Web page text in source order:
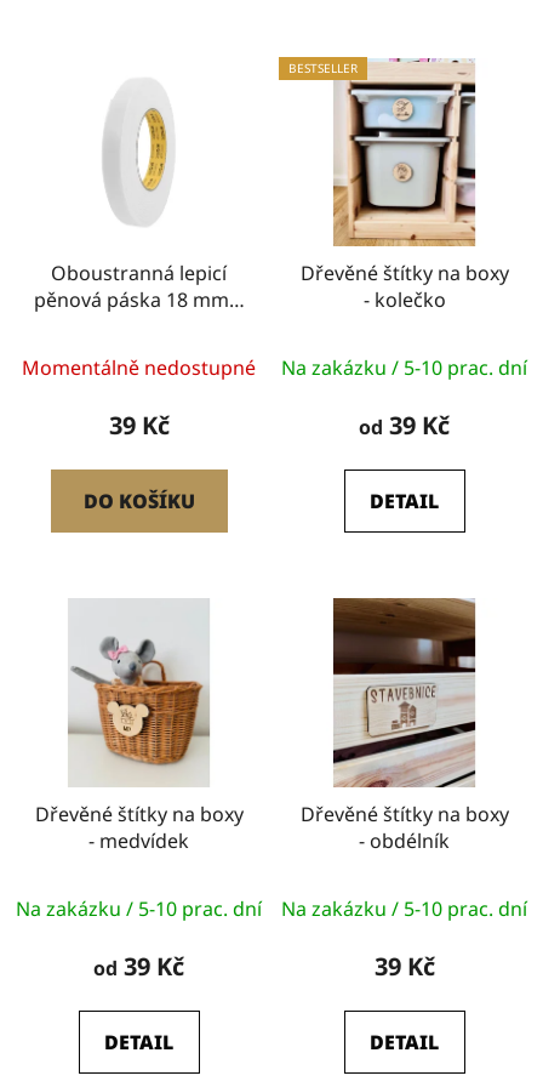
Oboustranná lepicí
pěnová páska 18 mm x
Momentálně nedostupné
39 Kč
DO KOŠÍKU
BESTSELLER
Dřevěné štítky na boxy
- kolečko
Na zakázku / 5-10 prac. dní
od 39 Kč
DETAIL
Dřevěné štítky na boxy
- medvídek
Na zakázku / 5-10 prac. dní
od 39 Kč
DETAIL
Dřevěné štítky na boxy
- obdélník
Na zakázku / 5-10 prac. dní
39 Kč
DETAIL